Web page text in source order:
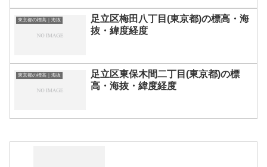
東京都の標高｜海抜
足立区梅田八丁目(東京都)の標高・海
抜・緯度経度
東京都の標高｜海抜
足立区東保木間二丁目(東京都)の標
高・海抜・緯度経度